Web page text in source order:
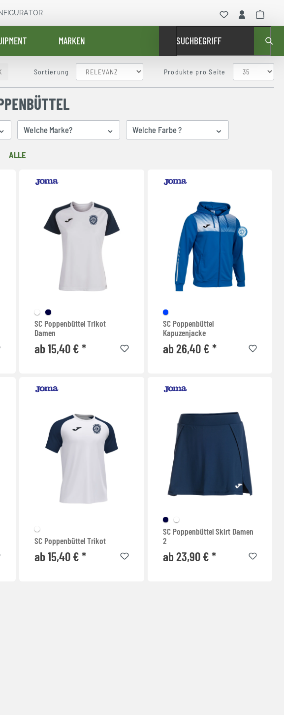
MARKEN SUCHBEGRIFF
Sortierung Produkte pro Seite
Welche Marke? Welche Farbe ?
ALLE
SC Poppenbüttel Trikot
Damen
ab 15,40 € *
SC Poppenbüttel
Kapuzenjacke
ab 26,40 € *
SC Poppenbüttel Trikot
ab 15,40 € *
SC Poppenbüttel Skirt Damen
2
ab 23,90 € *